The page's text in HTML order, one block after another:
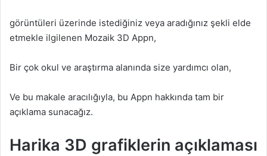
görüntüleri üzerinde istediğiniz veya aradığınız şekli elde
etmekle ilgilenen Mozaik 3D Appn,
Bir çok okul ve araştırma alanında size yardımcı olan,
Ve bu makale aracılığıyla, bu Appn hakkında tam bir
açıklama sunacağız.
Harika 3D grafiklerin açıklaması